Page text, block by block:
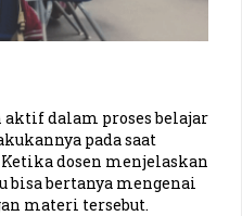
aktif dalam proses belajar
pada saat
dosen menjelaskan
bertanya mengenai
materi tersebut.